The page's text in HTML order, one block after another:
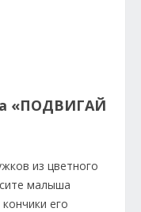
«ПОДВИГАЙ
из цветного
малыша
его